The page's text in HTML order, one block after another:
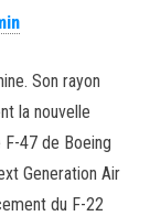
Son rayon
la nouvelle
47 de Boeing
Generation Air
du F-22